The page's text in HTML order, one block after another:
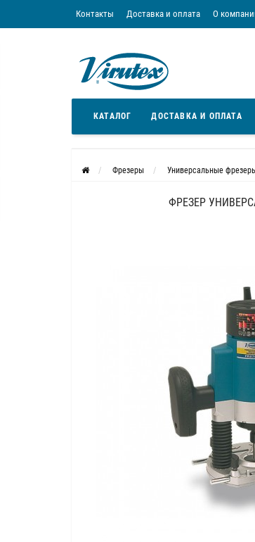
О
Доставка и оплата
Контакты
КАТАЛОГ ДОСТАВКА И ОПЛАТА
Фрезеры Универсальные
ФРЕЗЕР